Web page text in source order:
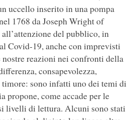
uccello inserito in una pompa
1768 da Joseph Wright of
del pubblico, in
Covid-19, anche con imprevisti
reazioni nei confronti della
consapevolezza,
sono infatti uno dei temi di
propone, come accade per le
livelli di lettura. Alcuni sono stati